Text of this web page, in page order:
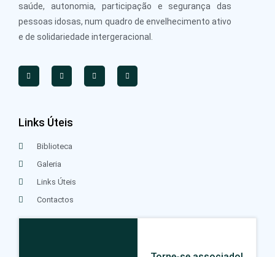
saúde, autonomia, participação e segurança das
pessoas idosas, num quadro de envelhecimento ativo
e de solidariedade intergeracional.
Links Úteis
Biblioteca
Galeria
Links Úteis
Contactos